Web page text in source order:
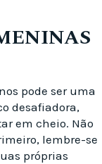
pode ser uma
desafiadora,
em cheio. Não
lembre-se
próprias